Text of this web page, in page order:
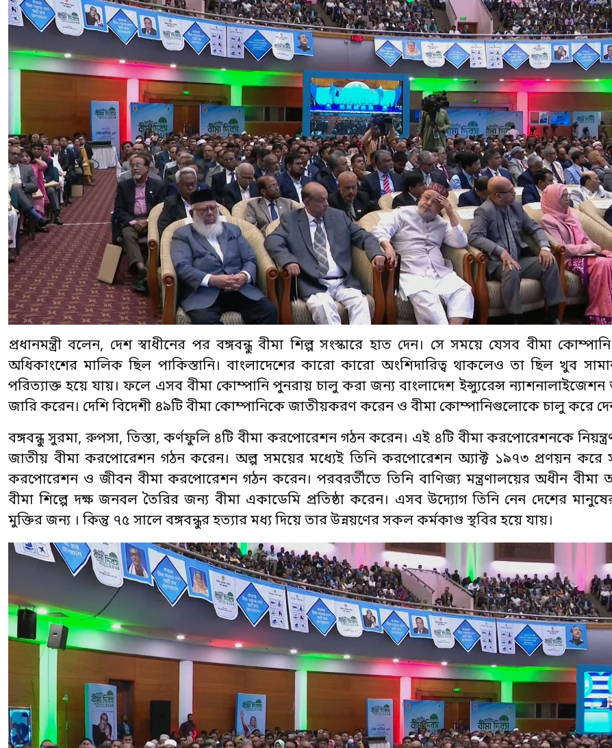
প্রধানমন্ত্রী বলেন, দেশ স্বাধীনের পর বঙ্গবন্ধু বীমা শিল্প সংস্কারে হাত দেন। সে সময়ে যেসব বীমা
অধিকাংশের মালিক ছিল পাকিস্তানি। বাংলাদেশের কারো কারো অংশিদারিত্ব থাকলেও তা ছিল খুব
পরিত্যাক্ত হয়ে যায়। ফলে এসব বীমা কোম্পানি পুনরায় চালু করা জন্য বাংলাদেশ ইন্স্যুরেন্স
জারি করেন। দেশি বিদেশী ৪৯টি বীমা কোম্পানিকে জাতীয়করণ করেন ও বীমা কোম্পানিগুলোকে চালু করে
বঙ্গবন্ধু সুরমা, রুপসা, তিস্তা, কর্ণফুলি ৪টি বীমা করপোরেশন গঠন করেন। এই ৪টি বীমা করপোরেশনকে
জাতীয় বীমা করপোরেশন গঠন করেন। অল্প সময়ের মধ্যেই তিনি করপোরেশন অ্যাক্ট ১৯৭৩ প্রণয়ন করে
করপোরেশন ও জীবন বীমা করপোরেশন গঠন করেন। পরবরর্তীতে তিনি বাণিজ্য মন্ত্রণালয়ের অধীন
বীমা শিল্পে দক্ষ জনবল তৈরির জন্য বীমা একাডেমি প্রতিষ্ঠা করেন। এসব উদ্যোগ তিনি নেন দেশের
মুক্তির জন্য । কিন্তু ৭৫ সালে বঙ্গবন্ধুর হত্যার মধ্য দিয়ে তার উন্নয়ণের সকল কর্মকাণ্ড স্থবির হয়ে যায়।